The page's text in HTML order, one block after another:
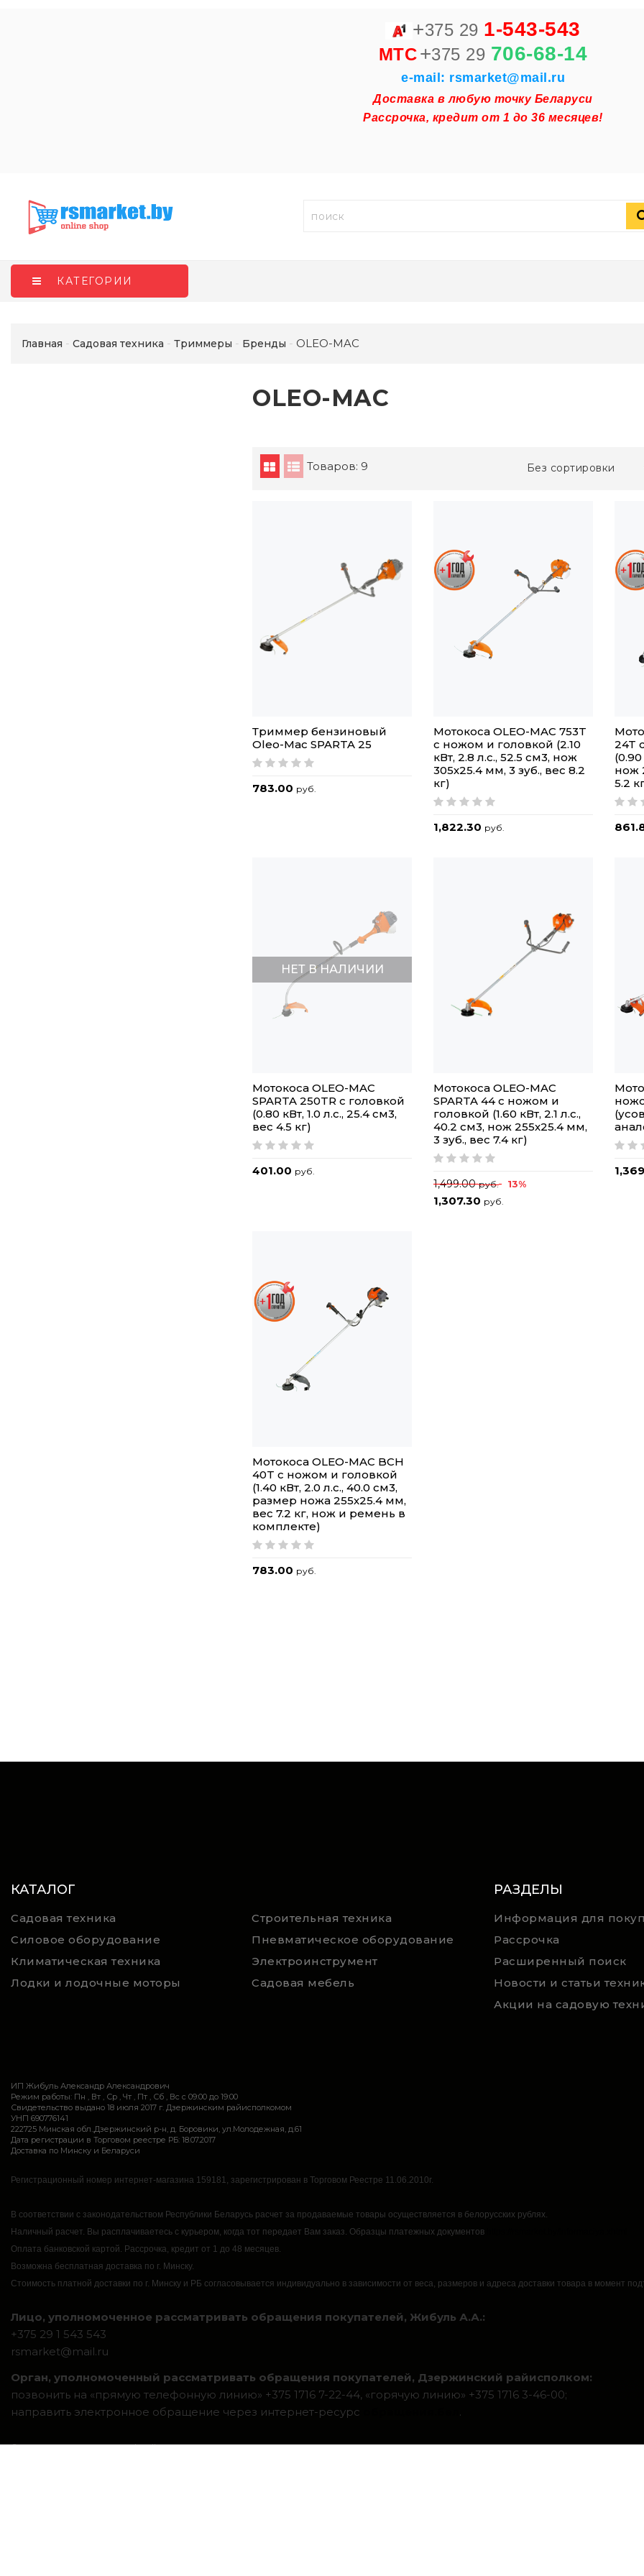
+375 29 1-543-543
MTC+375 29 706-68-14
e-mail: rsmarket@mail.ru
Доставка в любую точку Беларуси
Рассрочка, кредит от 1 до 36 месяцев!
КАТЕГОРИИ
Главная Садовая техника Триммеры Бренды OLEO-MAC
OLEO-MAC
Товаров: 9 Без сортировки
Триммер бензиновый
Oleo-Mac SPARTA 25
783.00 руб.
Мотокоса OLEO-MAC 753T
с ножом и головкой (2.10
кВт, 2.8 л.с., 52.5 см3, нож
305х25.4 мм, 3 зуб., вес 8.2
кг)
1,822.30 руб.
24T
(0.90
нож
5.2
НЕТ В НАЛИЧИИ
Мотокоса OLEO-MAC
SPARTA 250TR с головкой
(0.80 кВт, 1.0 л.с., 25.4 см3,
вес 4.5 кг)
401.00 руб.
Мотокоса OLEO-MAC
SPARTA 44 с ножом и
головкой (1.60 кВт, 2.1 л.с.,
40.2 см3, нож 255х25.4 мм,
3 зуб., вес 7.4 кг)
1,499.00руб. 13%
1,307.30 руб.
Мотокоса OLEO-MAC BCH
40T с ножом и головкой
(1.40 кВт, 2.0 л.с., 40.0 см3,
размер ножа 255х25.4 мм,
вес 7.2 кг, нож и ремень в
комплекте)
783.00 руб.
КАТАЛОГ
Садовая техника
Строительная техника
Силовое оборудование
Пневматическое оборудование
Климатическая техника
Электроинструмент
Лодки и лодочные моторы
Садовая мебель
РАЗДЕЛЫ
Информация для
Рассрочка
Расширенный поиск
ИП Жибуль Александр Александрович
Режим работы: Пн , Вт , Ср , Чт , Пт , Сб , Вс c 09:00 до 19:00
Свидетельство выдано 18 июля 2017 г. Дзержинским райисполкомом
УНП 690776141
222725 Минская обл.,Дзержинский р-н, д. Боровики, ул.Молодежная, д.61
Дата регистрации в Торговом реестре РБ: 18.07.2017
Доставка по Минску и Беларуси
Регистрационный номер интернет-магазина 159181, зарегистрирован в Торговом Реестре 11.06.2010г.
В соответствии с законодательством Республики Беларусь расчет за продаваемые товары осуществляется в белорусских рублях.
Наличный расчет. Вы расплачиваетесь с курьером, когда тот передает Вам заказ. Образцы платежных документов
Оплата банковской картой. Рассрочка, кредит от 1 до 48 месяцев.
Возможна бесплатная доставка по г. Минску.
Стоимость платной доставки по г. Минску и РБ согласовывается индивидуально в зависимости от веса, размеров и адреса доставки товара в момент
Лицо, уполномоченное рассматривать обращения покупателей, Жибуль А.А.:
+375 29 1 543 543
rsmarket@mail.ru
Орган, уполномоченный рассматривать обращения покупателей, Дзержинский райисполком:
позвонить на «прямую телефонную линию» +375 1716 7-22-44, «горячую линию» +375 1716 3-46-00;
направить электронное обращение через интернет-ресурс
.
Система интернет-магазинов beseller